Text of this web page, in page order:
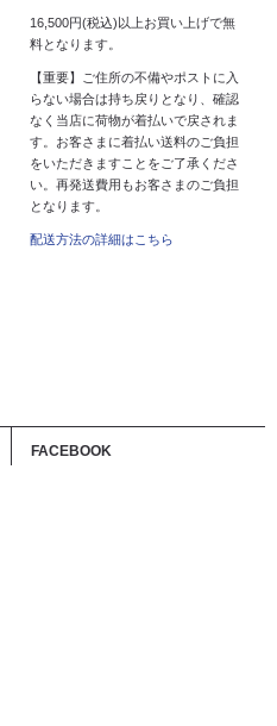
16,500円(税込)以上お買い上げで無
料となります。
【重要】ご住所の不備やポストに入
らない場合は持ち戻りとなり、確認
なく当店に荷物が着払いで戻されま
す。お客さまに着払い送料のご負担
をいただきますことをご了承くださ
い。再発送費用もお客さまのご負担
となります。
配送方法の詳細はこちら
FACEBOOK